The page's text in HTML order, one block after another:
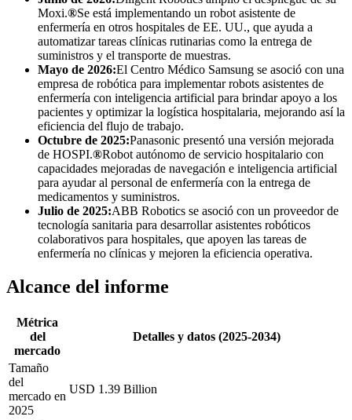
Moxi.®Se está implementando un robot asistente de
enfermería en otros hospitales de EE. UU., que ayuda a
automatizar tareas clínicas rutinarias como la entrega de
suministros y el transporte de muestras.
Mayo de 2026:El Centro Médico Samsung se asoció con una
empresa de robótica para implementar robots asistentes de
enfermería con inteligencia artificial para brindar apoyo a los
pacientes y optimizar la logística hospitalaria, mejorando así la
eficiencia del flujo de trabajo.
Octubre de 2025:Panasonic presentó una versión mejorada
de HOSPI.®Robot autónomo de servicio hospitalario con
capacidades mejoradas de navegación e inteligencia artificial
para ayudar al personal de enfermería con la entrega de
medicamentos y suministros.
Julio de 2025:ABB Robotics se asoció con un proveedor de
tecnología sanitaria para desarrollar asistentes robóticos
colaborativos para hospitales, que apoyen las tareas de
enfermería no clínicas y mejoren la eficiencia operativa.
Alcance del informe
Métrica
del
mercado
Detalles y datos (2025-2034)
Tamaño
del
mercado en
2025
USD 1.39 Billion